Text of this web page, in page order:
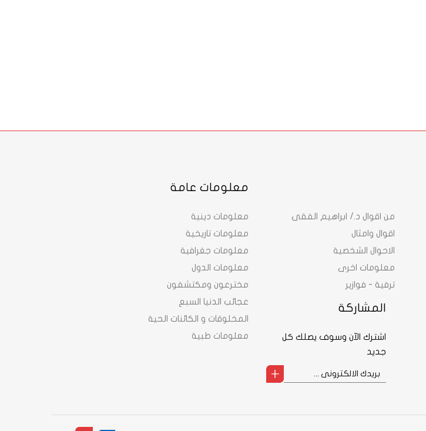
معلومات عامة
معلومات دينية
معلومات تاريخية
معلومات جغرافية
معلومات الدول
مخترعون ومكتشفون
عجائب الدنيا السبع
المخلوقات و الكائنات الحية
معلومات طبية
من اقوال د./ ابراهيم الفقى
اقوال وامثال
الاحوال الشخصية
معلومات اخرى
ترفية - فوازير
المشاركة
اشترك الآن وسوف يصلك كل
جديد